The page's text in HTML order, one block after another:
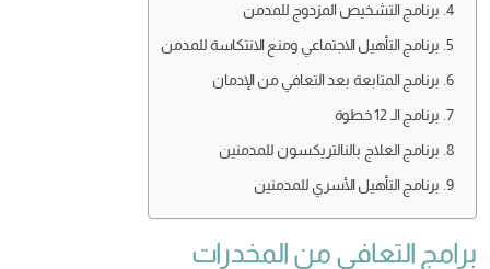
برنامج التشخيص المزدوج للمدمن
برنامج التأهيل الاجتماعي ومنع الانتكاسة للمدمن
برنامج المتابعة بعد التعافي من الإدمان
برنامج الـ 12 خطوة
برنامج العلاج بالنالتريكسون للمدمنين
برنامج التأهيل الأسري للمدمنين
برامج التعافي من المخدرات